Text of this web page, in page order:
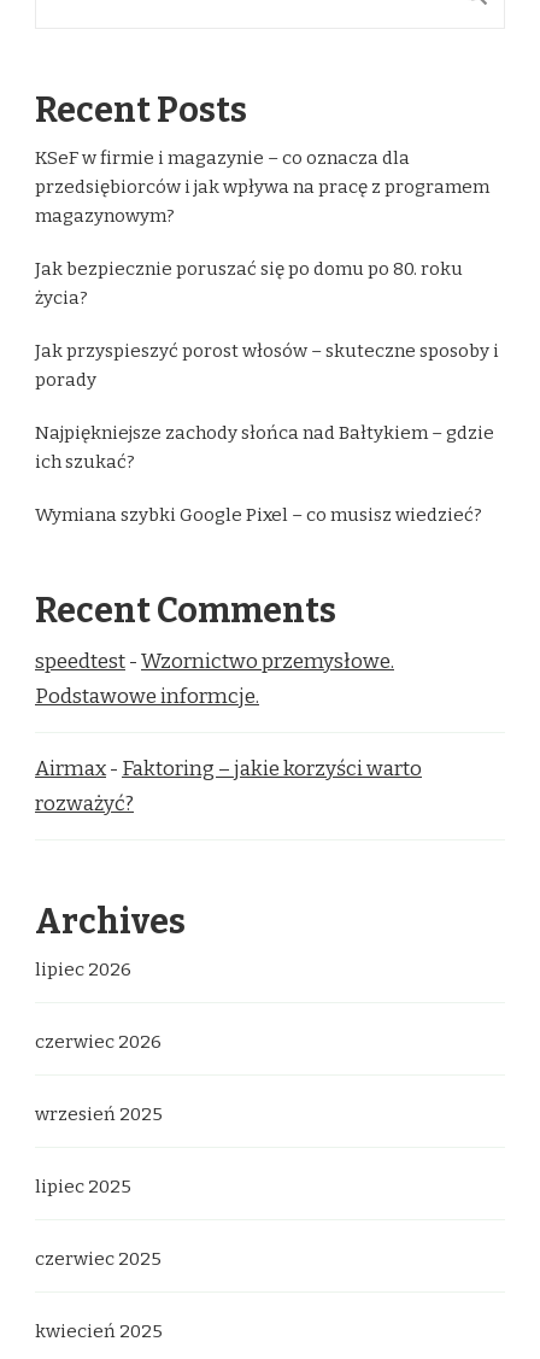
Recent Posts
KSeF w firmie i magazynie – co oznacza dla
przedsiębiorców i jak wpływa na pracę z programem
magazynowym?
Jak bezpiecznie poruszać się po domu po 80. roku
życia?
Jak przyspieszyć porost włosów – skuteczne sposoby i
porady
Najpiękniejsze zachody słońca nad Bałtykiem – gdzie
ich szukać?
Wymiana szybki Google Pixel – co musisz wiedzieć?
Recent Comments
speedtest-Wzornictwo przemysłowe.
Podstawowe informcje.
Airmax- Faktoring – jakie korzyści warto
rozważyć?
Archives
lipiec 2026
czerwiec 2026
wrzesień 2025
lipiec 2025
czerwiec 2025
kwiecień 2025